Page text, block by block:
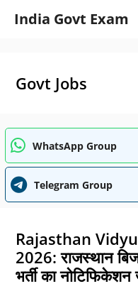
India Govt Exam
Govt Jobs
WhatsApp Group
Telegram Group
Rajasthan
2026: राजस्थान
भर्ती का